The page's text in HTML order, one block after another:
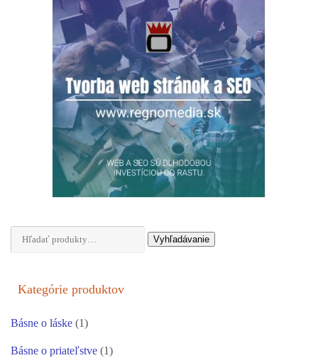
Hľadať: Vyhľadávanie
Kategórie produktov
Básne o láske (1)
Básne o priateľstve (1)